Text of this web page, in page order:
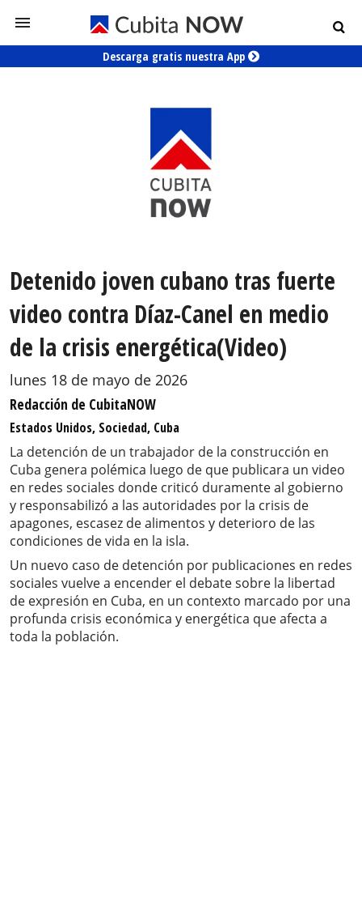
Descarga gratis nuestra App
Detenido joven cubano tras fuerte
video contra Díaz-Canel en medio
de la crisis energética(Video)
lunes 18 de mayo de 2026
Redacción de CubitaNOW
Estados Unidos, Sociedad, Cuba
La detención de un trabajador de la construcción en
Cuba genera polémica luego de que publicara un video
en redes sociales donde criticó duramente al gobierno
y responsabilizó a las autoridades por la crisis de
apagones, escasez de alimentos y deterioro de las
condiciones de vida en la isla.
Un nuevo caso de detención por publicaciones en redes
sociales vuelve a encender el debate sobre la libertad
de expresión en Cuba, en un contexto marcado por una
profunda crisis económica y energética que afecta a
toda la población.